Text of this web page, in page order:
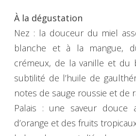
À la dégustation
Nez : la douceur du miel
blanche et à la mangue,
crémeux, de la vanille et du
subtilité de l’huile de
notes de sauge roussie et de
Palais : une saveur douce
d’orange et des fruits